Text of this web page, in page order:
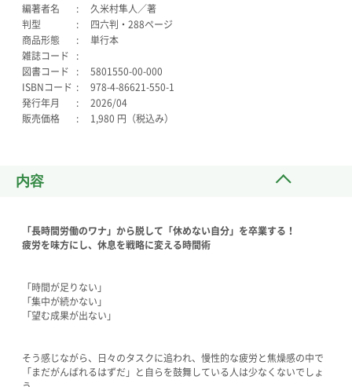
編著者名
久米村隼人／著
判型
四六判・288ページ
商品形態
単行本
雑誌コード
図書コード
5801550-00-000
ISBNコード
978-4-86621-550-1
発行年月
2026/04
販売価格
1,980 円（税込み）
内容
「長時間労働のワナ」から脱して「休めない自分」を卒業する！
疲労を味方にし、休息を戦略に変える時間術
「時間が足りない」
「集中が続かない」
「望む成果が出ない」
そう感じながら、日々のタスクに追われ、慢性的な疲労と焦燥感の中で
「まだがんばれるはずだ」と自らを鼓舞している人は少なくないでしょ